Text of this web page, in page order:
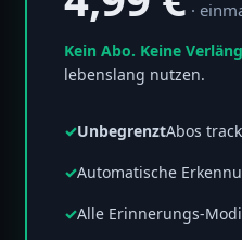
·
Kein Abo. Keine
lebenslang nutzen.
UnbegrenztAbos
Automatische
Alle Erinnerungs-Modi